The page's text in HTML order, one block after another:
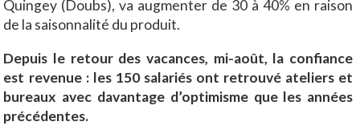
Quingey (Doubs), va augmenter de 30 à 40% en raison
de la saisonnalité du produit.
Depuis le retour des vacances, mi-août, la confiance
est revenue : les 150 salariés ont retrouvé ateliers et
bureaux avec davantage d’optimisme que les années
précédentes.